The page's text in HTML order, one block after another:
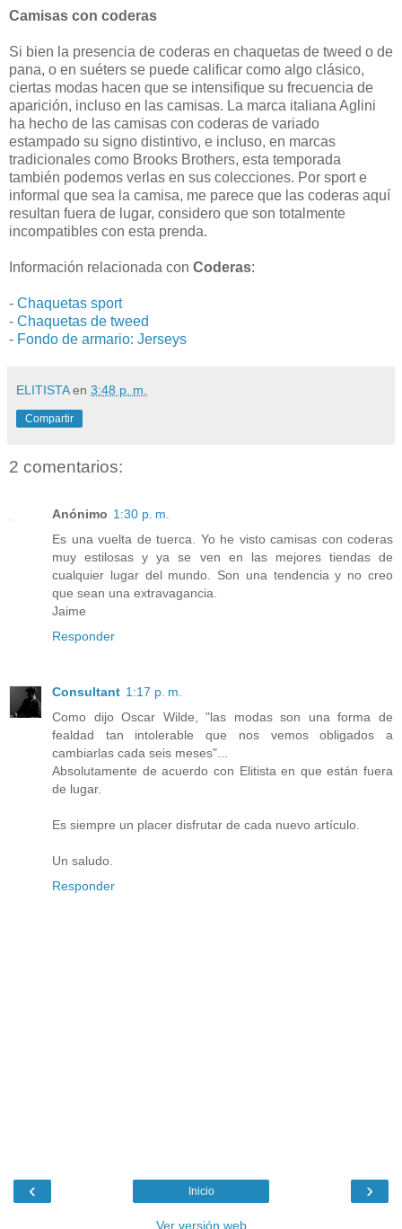
Camisas con coderas
Si bien la presencia de coderas en chaquetas de tweed o de
pana, o en suéters se puede calificar como algo clásico,
ciertas modas hacen que se intensifique su frecuencia de
aparición, incluso en las camisas. La marca italiana Aglini
ha hecho de las camisas con coderas de variado
estampado su signo distintivo, e incluso, en marcas
tradicionales como Brooks Brothers, esta temporada
también podemos verlas en sus colecciones. Por sport e
informal que sea la camisa, me parece que las coderas aquí
resultan fuera de lugar, considero que son totalmente
incompatibles con esta prenda.
Información relacionada con Coderas:
- Chaquetas sport
- Chaquetas de tweed
- Fondo de armario: Jerseys
ELITISTA en 3:48 p. m.
Compartir
2 comentarios:
Anónimo 1:30 p. m.
Es una vuelta de tuerca. Yo he visto camisas con coderas
muy estilosas y ya se ven en las mejores tiendas de
cualquier lugar del mundo. Son una tendencia y no creo
que sean una extravagancia.
Jaime
Responder
Consultant 1:17 p. m.
Como dijo Oscar Wilde, "las modas son una forma de
fealdad tan intolerable que nos vemos obligados a
cambiarlas cada seis meses"...
Absolutamente de acuerdo con Elitista en que están fuera
de lugar.
Es siempre un placer disfrutar de cada nuevo artículo.
Un saludo.
Responder
‹ ›
Inicio
Ver versión web